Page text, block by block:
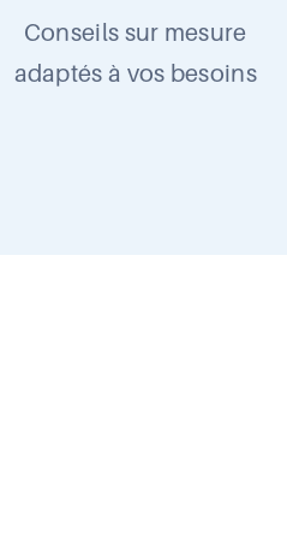
Conseils sur mesure
adaptés à vos besoins